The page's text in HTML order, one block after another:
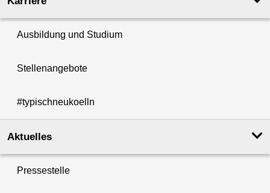
Ausbildung und Studium
Stellenangebote
#typischneukoelln
Aktuelles
Pressestelle